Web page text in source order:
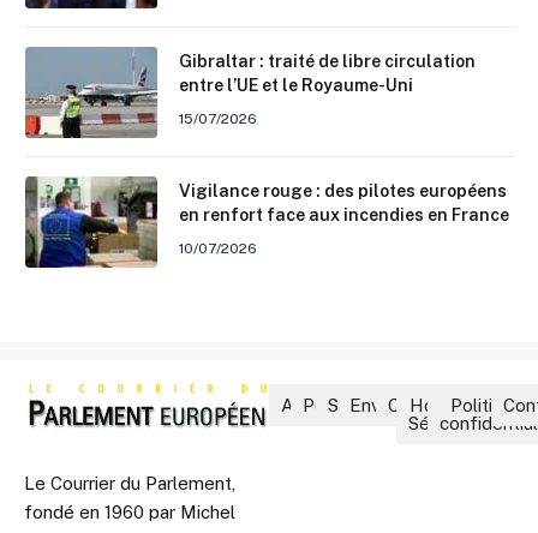
Gibraltar : traité de libre circulation
entre l’UE et le Royaume-Uni
15/07/2026
Vigilance rouge : des pilotes européens
en renfort face aux incendies en France
10/07/2026
Le Courrier du Parlement,
fondé en 1960 par Michel
Accueil
Politique
Société
Environnement
CultureHors-
Séries
Politique